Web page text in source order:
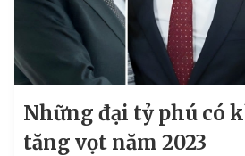
Những đại tỷ phú có
tăng vọt năm 2023